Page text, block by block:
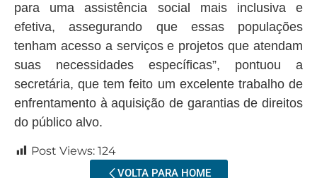
para uma assistência social mais inclusiva e
efetiva, assegurando que essas populações
tenham acesso a serviços e projetos que atendam
suas necessidades específicas”, pontuou a
secretária, que tem feito um excelente trabalho de
enfrentamento à aquisição de garantias de direitos
do público alvo.
Post Views: 124
VOLTA PARA HOME